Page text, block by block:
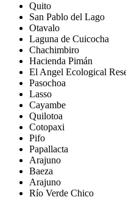
Quito
San Pablo del Lago
Otavalo
Laguna de Cuicocha
Chachimbiro
Hacienda Pimán
El Angel Ecological
Pasochoa
Lasso
Cayambe
Quilotoa
Cotopaxi
Pifo
Papallacta
Arajuno
Baeza
Arajuno
Río Verde Chico